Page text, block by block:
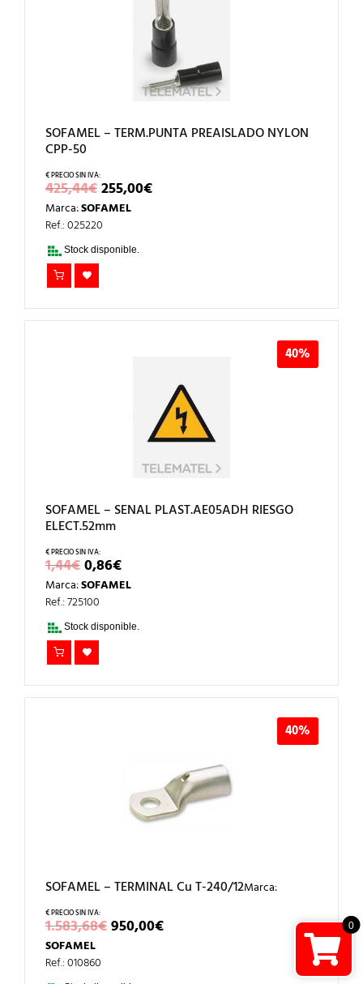
SOFAMEL – TERM.PUNTA PREAISLADO NYLON
CPP-50
425,44€EL
PRECIO
ORIGINAL
ERA:425,44€.
255,00€EL
PRECIO
Marca:SOFAMEL
Ref.: 025220
Stock disponible.
40%
SOFAMEL – SENAL PLAST.AE05ADH RIESGO
ELECT.52mm
1,44€EL
PRECIO
ORIGINAL
ERA:
1,44€.
0,86€EL
PRECIO
ACTUAL
0,86€.
Marca:SOFAMEL
Ref.: 725100
Stock disponible.
40%
SOFAMEL – TERMINAL Cu T-240/12
1.583,68€EL
PRECIO
1.583,68€.
950,00€EL
PRECIO
Marca:
SOFAMEL
Ref.: 010860
0